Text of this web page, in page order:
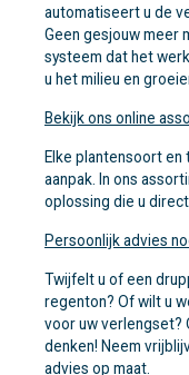
automatiseert u de
Geen gesjouw meer
systeem dat het
u het milieu en
Bekijk ons online
Elke plantensoort en
aanpak. In ons
oplossing die u
Persoonlijk advies
Twijfelt u of een
regenton? Of wilt u
voor uw verlengset?
denken! Neem
advies op maat.